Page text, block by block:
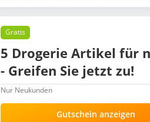
Gratis
5 Drogerie Artikel für
- Greifen Sie jetzt zu!
Nur Neukunden
Gutschein anzeigen